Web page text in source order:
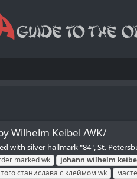
Wilhelm Keibel /WK/
with silver hallmark "84", St.
marked wk johann wilhelm
станислава c клеймом wk